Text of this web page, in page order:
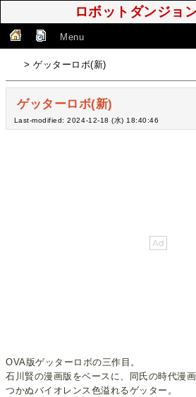
ロボットダンジョ
Menu
> ゲッターロボ(新)
ゲッターロボ(新)
Last-modified: 2024-12-18 (水) 18:40:46
OVA版ゲッターロボの三作目。
石川賢の漫画版をベースに、同氏の時代漫
つかぬバイオレンス色溢れるゲッター。